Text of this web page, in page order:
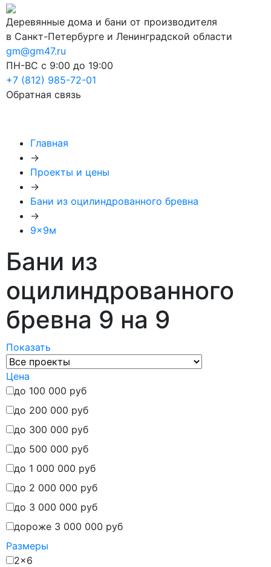
Деревянные дома и бани от производителя
в Санкт-Петербурге и Ленинградской области
gm@gm47.ru
ПН-ВС с 9:00 до 19:00
+7 (812) 985-72-01
Обратная связь
Главная
→
Проекты и цены
→
Бани из оцилиндрованного бревна
→
9x9м
Бани из
оцилиндрованного
бревна 9 на 9
Показать
Цена
до 100 000 руб
до 200 000 руб
до 300 000 руб
до 500 000 руб
до 1 000 000 руб
до 2 000 000 руб
до 3 000 000 руб
дороже 3 000 000 руб
Размеры
2x6